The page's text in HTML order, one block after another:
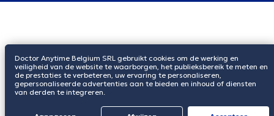
Doctor Anytime Belgium SRL gebruikt cookies om de werking en
veiligheid van de website te waarborgen, het publieksbereik te meten en
de prestaties te verbeteren, uw ervaring te personaliseren,
gepersonaliseerde advertenties aan te bieden en inhoud of diensten
van derden te integreren.